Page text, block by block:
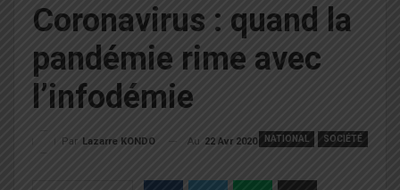
Coronavirus : quand la
pandémie rime avec
l’infodémie
NATIONAL SOCIÉTÉ
Par Lazarre KONDO Au 22 Avr 2020